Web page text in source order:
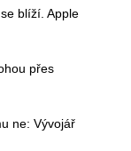
blíží. Apple
přes
ne: Vývojář